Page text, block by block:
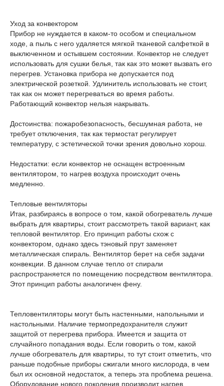
Уход за конвектором
Прибор не нуждается в каком-то особом и специальном
ходе, а пыль с него удаляется мягкой тканевой салфеткой в
выключенном и остывшем состоянии. Конвектор не следует
использовать для сушки белья, так как это может вызвать его
перегрев. Установка прибора не допускается под
электрической розеткой. Удлинитель использовать не стоит,
так как он может перегреваться во время работы.
Работающий конвектор нельзя накрывать.
Достоинства: пожаробезопасность, бесшумная работа, не
требует отключения, так как термостат регулирует
температуру, с эстетической точки зрения довольно хорош.
Недостатки: если конвектор не оснащен встроенным
вентилятором, то нагрев воздуха происходит очень
медленно.
Тепловые вентиляторы
Итак, разбираясь в вопросе о том, какой обогреватель лучше
выбрать для квартиры, стоит рассмотреть такой вариант, как
тепловой вентилятор. Его принцип работы схож с
конвектором, однако здесь тэновый прут заменяет
металлическая спираль. Вентилятор берет на себя задачи
конвекции. В данном случае тепло от спирали
распространяется по помещению посредством вентилятора.
Этот принцип работы аналогичен фену.
Тепловентиляторы могут быть настенными, напольными и
настольными. Наличие термопредохранителя служит
защитой от перегрева прибора. Имеется и защита от
случайного попадания воды. Если говорить о том, какой
лучше обогреватель для квартиры, то тут стоит отметить, что
раньше подобные приборы сжигали много кислорода, в чем
был их основной недостаток, а теперь эта проблема решена.
Оборудование нового поколения производит нагрев